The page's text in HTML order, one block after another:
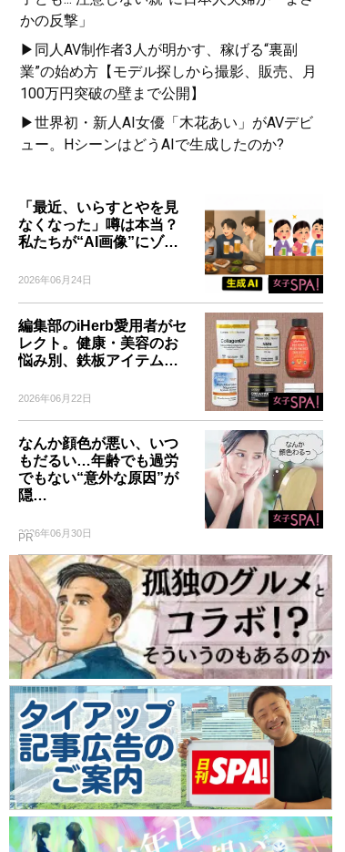
かの反撃」
▶同人AV制作者3人が明かす、稼げる“裏副
業”の始め方【モデル探しから撮影、販売、月
100万円突破の壁まで公開】
▶世界初・新人AI女優「木花あい」がAVデビ
ュー。HシーンはどうAIで生成したのか?
「最近、いらすとやを見
なくなった」噂は本当？
私たちが“AI画像”にゾ…
2026年06月24日
編集部のiHerb愛用者がセ
レクト。健康・美容のお
悩み別、鉄板アイテム…
2026年06月22日
なんか顔色が悪い、いつ
もだるい…年齢でも過労
でもない“意外な原因”が
隠…
2026年06月30日
PR